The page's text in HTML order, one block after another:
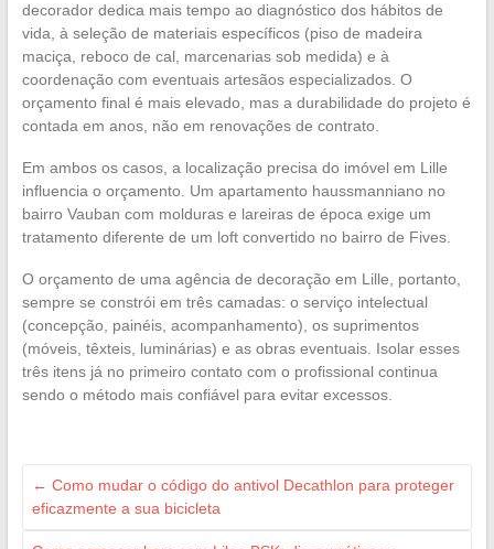
decorador dedica mais tempo ao diagnóstico dos hábitos de
vida, à seleção de materiais específicos (piso de madeira
maciça, reboco de cal, marcenarias sob medida) e à
coordenação com eventuais artesãos especializados. O
orçamento final é mais elevado, mas a durabilidade do projeto é
contada em anos, não em renovações de contrato.
Em ambos os casos, a localização precisa do imóvel em Lille
influencia o orçamento. Um apartamento haussmanniano no
bairro Vauban com molduras e lareiras de época exige um
tratamento diferente de um loft convertido no bairro de Fives.
O orçamento de uma agência de decoração em Lille, portanto,
sempre se constrói em três camadas: o serviço intelectual
(concepção, painéis, acompanhamento), os suprimentos
(móveis, têxteis, luminárias) e as obras eventuais. Isolar esses
três itens já no primeiro contato com o profissional continua
sendo o método mais confiável para evitar excessos.
← Como mudar o código do antivol Decathlon para proteger
eficazmente a sua bicicleta